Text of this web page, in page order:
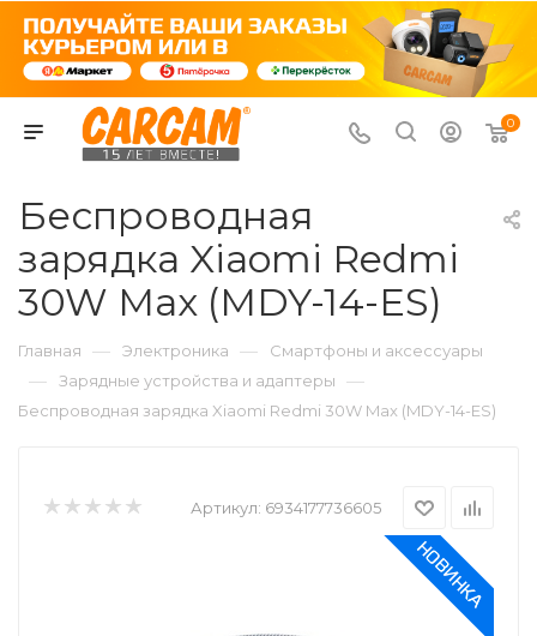
0
Беспроводная
зарядка Xiaomi Redmi
30W Max (MDY-14-ES)
Главная — Электроника — Смартфоны и аксессуары
— Зарядные устройства и адаптеры —
Беспроводная зарядка Xiaomi Redmi 30W Max (MDY-14-ES)
Артикул: 6934177736605